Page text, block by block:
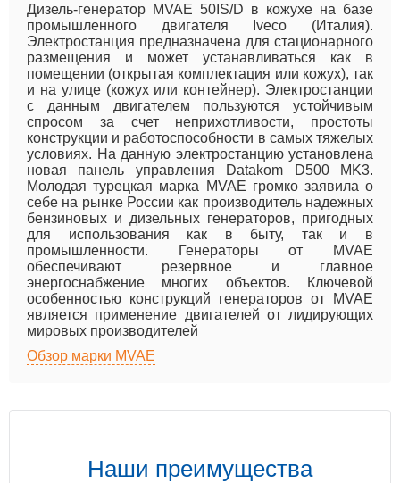
Дизель-генератор MVAE 50IS/D в кожухе на базе
промышленного двигателя Iveco (Италия).
Электростанция предназначена для стационарного
размещения и может устанавливаться как в
помещении (открытая комплектация или кожух), так
и на улице (кожух или контейнер). Электростанции
с данным двигателем пользуются устойчивым
спросом за счет неприхотливости, простоты
конструкции и работоспособности в самых тяжелых
условиях. На данную электростанцию установлена
новая панель управления Datakom D500 MK3.
Молодая турецкая марка MVAE громко заявила о
себе на рынке России как производитель надежных
бензиновых и дизельных генераторов, пригодных
для использования как в быту, так и в
промышленности. Генераторы от MVAE
обеспечивают резервное и главное
энергоснабжение многих объектов. Ключевой
особенностью конструкций генераторов от MVAE
является применение двигателей от лидирующих
мировых производителей
Обзор марки MVAE
Наши преимущества